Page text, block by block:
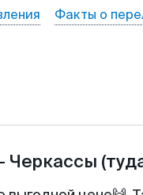
Факты о
Черкассы